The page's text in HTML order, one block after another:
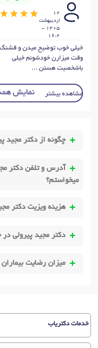
12
ارديبهشت
1405 -
16:2
خیلی خوب توضیح میدن و قشنگ
وقت میزارن خودشونم خیلی
باشخصیت هستن ...
مشاهده بیشتر نمایش همه
چگونه از دکتر مجید
آدرس و تلفن دکتر
میخواستم؟
هزینه ویزیت دکتر
دکتر مجید پیرولی
میزان رضایت
خدمات دکتریاب